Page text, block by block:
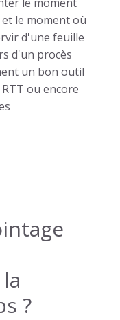
le moment où
d'une feuille
d'un procès
un bon outil
ou encore
?